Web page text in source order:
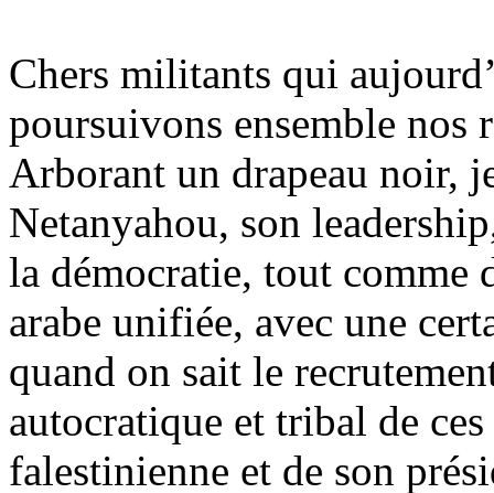
Chers militants qui
poursuivons ensemble nos
Arborant un drapeau noir,
Netanyahou, son
la démocratie, tout comme
arabe unifiée, avec une
quand on sait le
autocratique et tribal de
falestinienne et de son